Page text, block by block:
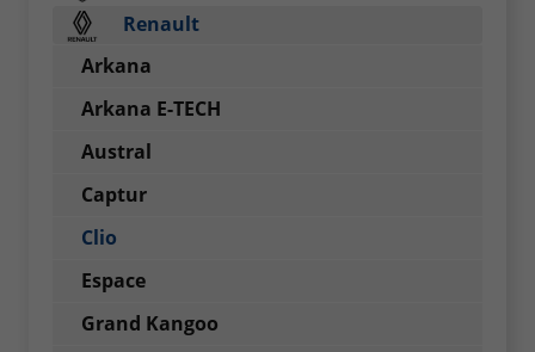
Renault
Arkana
Arkana E-TECH
Austral
Captur
Clio
Espace
Grand Kangoo